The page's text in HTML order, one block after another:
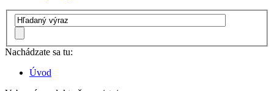
Nachádzate sa tu:
Úvod